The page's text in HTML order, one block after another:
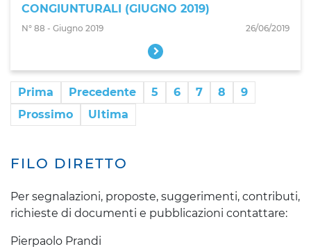
CONGIUNTURALI (GIUGNO 2019)
N° 88 - Giugno 2019 26/06/2019
Prima Precedente 5 6 7 8
9
Prossimo
Ultima
FILO DIRETTO
Per segnalazioni, proposte, suggerimenti, contributi,
richieste di documenti e pubblicazioni contattare:
Pierpaolo Prandi